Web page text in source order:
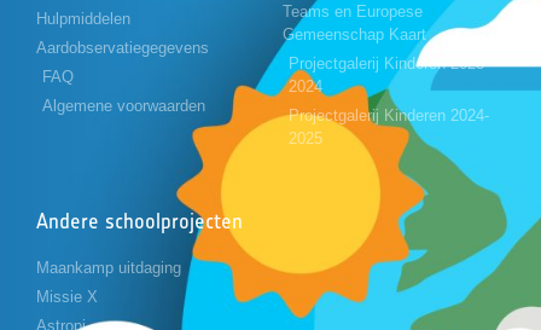
Hulpmiddelen
Aardobservatiegegevens
FAQ
Algemene voorwaarden
Teams en Europese
Gemeenschap Kaart
Projectgalerij Kinderen 2023-
2024
Projectgalerij Kinderen 2024-
2025
Andere schoolprojecten
Maankamp uitdaging
Missie X
Astropi